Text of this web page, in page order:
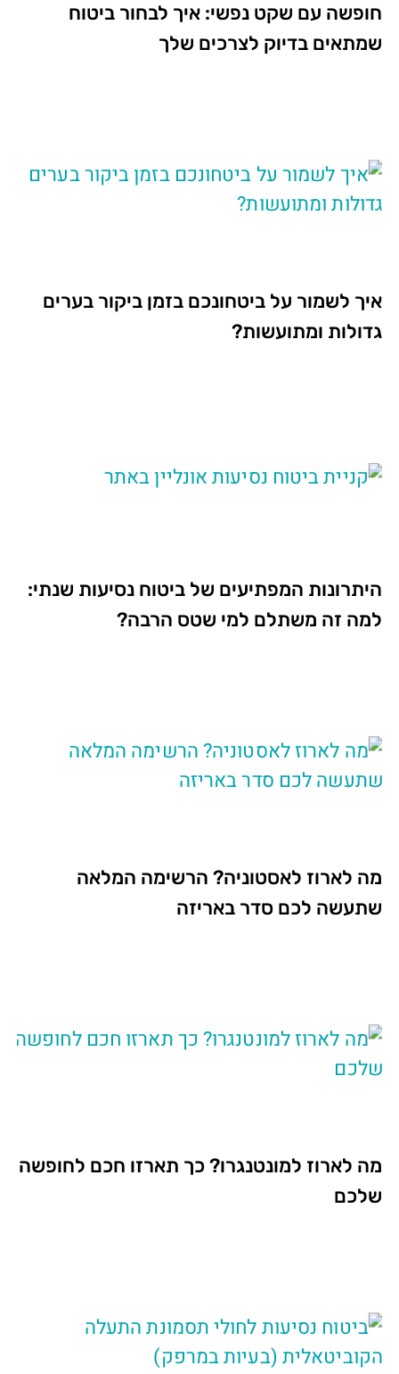
חופשה עם שקט נפשי: איך לבחור ביטוח
שמתאים בדיוק לצרכים שלך
איך לשמור על ביטחונכם בזמן ביקור בערים
גדולות ומתועשות?
היתרונות המפתיעים של ביטוח נסיעות שנתי:
למה זה משתלם למי שטס הרבה?
מה לארוז לאסטוניה? הרשימה המלאה
שתעשה לכם סדר באריזה
מה לארוז למונטנגרו? כך תארזו חכם לחופשה
שלכם